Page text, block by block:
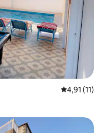
4,91 (11)